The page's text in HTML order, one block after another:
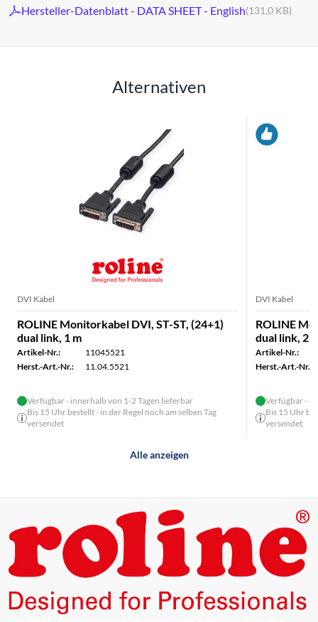
Hersteller-Datenblatt - DATA SHEET - English(131,0 KB)
Alternativen
DVI Kabel
ROLINE Monitorkabel DVI, ST-ST, (24+1)
dual link, 1 m
Artikel-Nr.:
11045521
Herst.-Art.-Nr.:
11.04.5521
Verfügbar - innerhalb von 1-2 Tagen lieferbar
Bis 15 Uhr bestellt - in der Regel noch am selben Tag
versendet
DVI Kabel
ROLINE
dual link, 2
Artikel-Nr.:
Herst.-Art.-Nr.:
Verfügbar -
Bis 15 Uhr
versendet
Alle anzeigen